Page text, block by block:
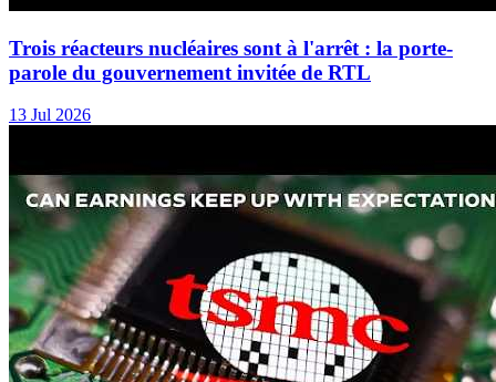
Trois réacteurs nucléaires sont à l'arrêt : la porte-
parole du gouvernement invitée de RTL
13 Jul 2026